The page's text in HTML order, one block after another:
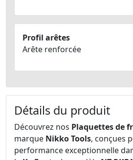
Profil arêtes
Arête renforcée
Détails du produit
Découvrez nos Plaquettes de
marque Nikko Tools, conçues
performance exceptionnelle